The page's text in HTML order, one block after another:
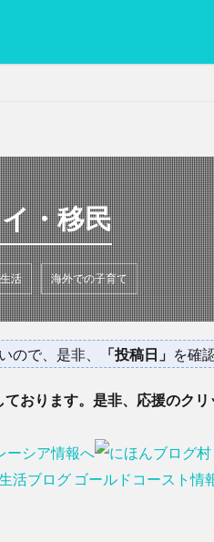
・移民
活 海外での子育て
ので、是非、 「投稿日」 を確
おります。是非、応援のクリ
PC グリグリ画像 マレーシア
備忘録 動画 日本人村